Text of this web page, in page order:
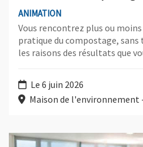
ANIMATION
Vous rencontrez plus ou moins
pratique du compostage,
les raisons des résultats que
Le 6 juin 2026
Maison de l'environnement
Plus d'information sur